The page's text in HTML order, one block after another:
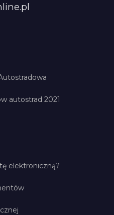
autostrad 2021
elektroniczną?